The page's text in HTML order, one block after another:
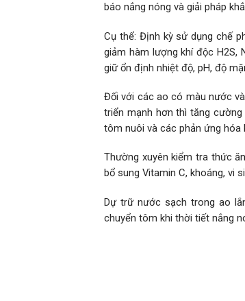
báo nắng nóng và giải pháp
Cụ thể: Định kỳ sử dụng chế
giảm hàm lượng khí độc H2S,
giữ ổn định nhiệt độ, pH, độ
Đối với các ao có màu nước
triển mạnh hơn thì tăng
tôm nuôi và các phản ứng hóa
Thường xuyên kiểm tra thức
bổ sung Vitamin C, khoáng, vi
Dự trữ nước sạch trong ao
chuyển tôm khi thời tiết nắng